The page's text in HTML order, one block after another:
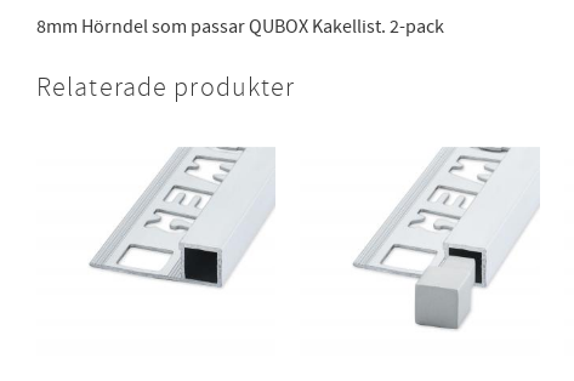
8mm Hörndel som passar QUBOX Kakellist. 2-pack
Relaterade produkter